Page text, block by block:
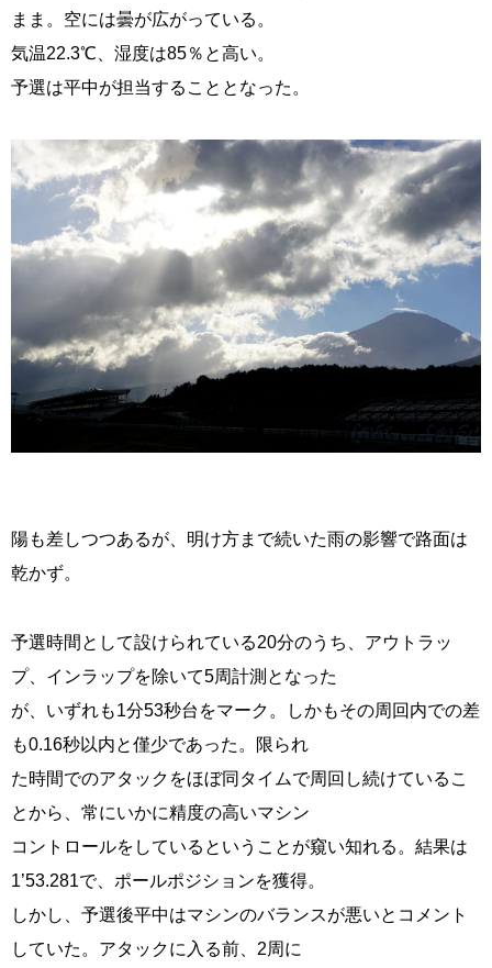
まま。空には曇が広がっている。
気温22.3℃、湿度は85％と高い。
予選は平中が担当することとなった。
陽も差しつつあるが、明け方まで続いた雨の影響で路面は
乾かず。
予選時間として設けられている20分のうち、アウトラッ
プ、インラップを除いて5周計測となった
が、いずれも1分53秒台をマーク。しかもその周回内での差
も0.16秒以内と僅少であった。限られ
た時間でのアタックをほぼ同タイムで周回し続けているこ
とから、常にいかに精度の高いマシン
コントロールをしているということが窺い知れる。結果は
1’53.281で、ポールポジションを獲得。
しかし、予選後平中はマシンのバランスが悪いとコメント
していた。アタックに入る前、2周に